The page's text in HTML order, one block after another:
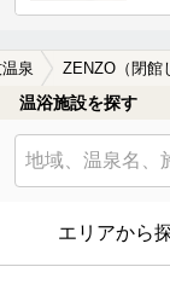
泉
温浴施設を探す
エリアから